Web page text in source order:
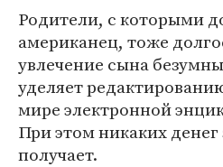
Родители, с которыми
американец, тоже
увлечение сына
уделяет
мире электронной
При этом никаких денег
получает.